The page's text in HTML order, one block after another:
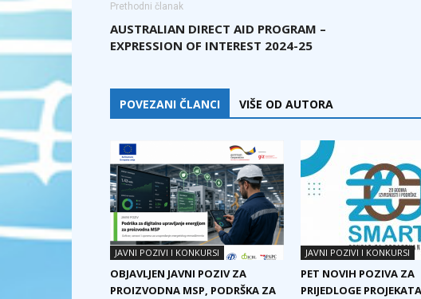
Prethodni članak
AUSTRALIAN DIRECT AID PROGRAM –
EXPRESSION OF INTEREST 2024-25
POVEZANI ČLANCI VIŠE OD AUTORA
JAVNI POZIVI I KONKURSI
OBJAVLJEN JAVNI POZIV ZA
PROIZVODNA MSP, PODRŠKA ZA
JAVNI POZIVI I KONKURSI
PET NOVIH POZIVA ZA
PRIJEDLOGE